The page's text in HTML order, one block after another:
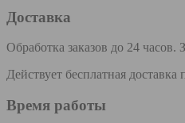
Доставка
Обработка заказов до 24
Действует бесплатная
Время работы